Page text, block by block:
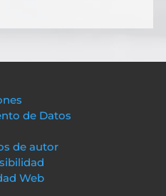
de Datos
de autor
Web